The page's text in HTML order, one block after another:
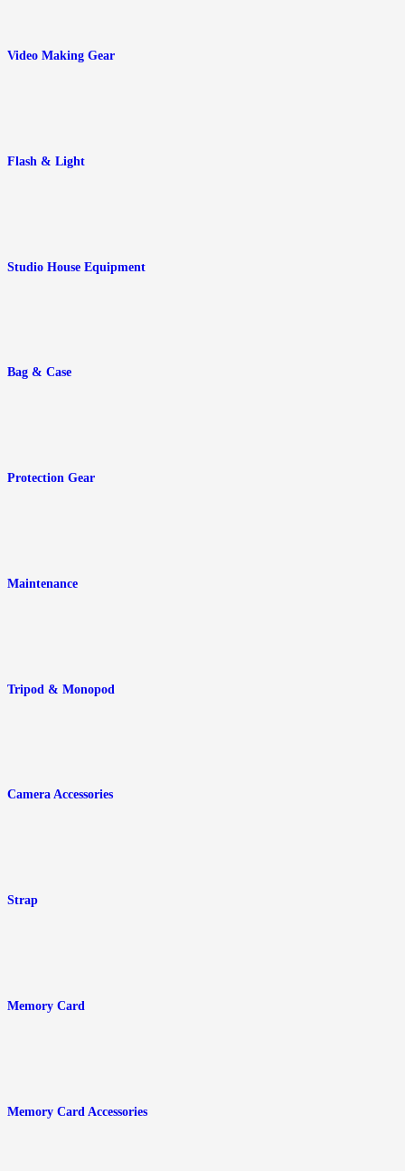
Video Making Gear
Flash & Light
Studio House Equipment
Bag & Case
Protection Gear
Maintenance
Tripod & Monopod
Camera Accessories
Strap
Memory Card
Memory Card Accessories